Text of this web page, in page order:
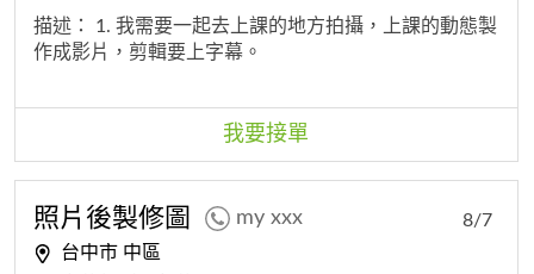
描述： 1. 我需要一起去上課的地方拍攝，上課的動態製
作成影片，剪輯要上字幕。
我要接單
照片後製修圖 my xxx
台中市 中區
8/7